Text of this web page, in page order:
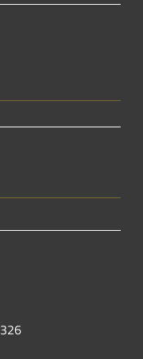
326